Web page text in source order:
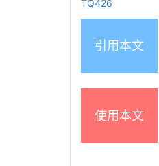
TQ426
引用本文
使用本文